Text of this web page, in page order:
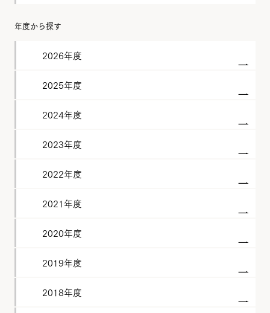
年度から探す
2026年度
2025年度
2024年度
2023年度
2022年度
2021年度
2020年度
2019年度
2018年度